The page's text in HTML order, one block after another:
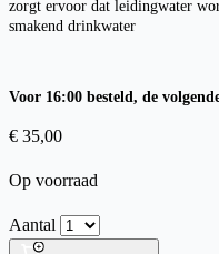
zorgt ervoor dat leidingwater
smakend drinkwater
Voor 16:00 besteld, de
€ 35,00
Op voorraad
Aantal